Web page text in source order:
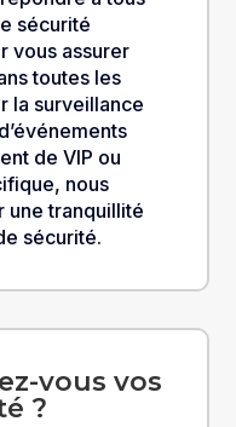
sécurité
vous assurer
toutes les
la surveillance
de VIP ou
nous
une tranquillité
sécurité.
vous vos
?